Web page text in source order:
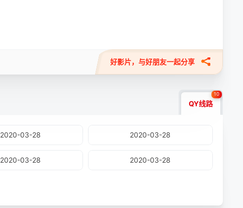
好影片，与好朋友一起分享
QY线路
10
2020-03-28 2020-03-28
2020-03-28 2020-03-28